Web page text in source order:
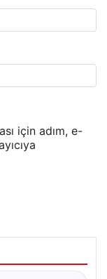
için adım, e-